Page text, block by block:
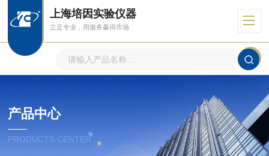
上海培因实验仪器
立足专业，用服务赢得市场
产品中心
PRODUCTS CENTER